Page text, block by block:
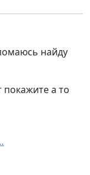
найду
покажите а то